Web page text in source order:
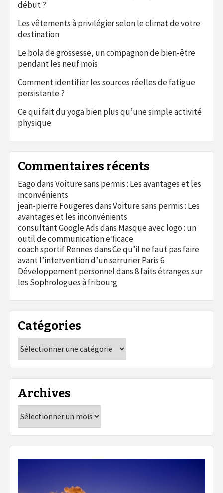
début ?
Les vêtements à privilégier selon le climat de votre
destination
Le bola de grossesse, un compagnon de bien-être
pendant les neuf mois
Comment identifier les sources réelles de fatigue
persistante ?
Ce qui fait du yoga bien plus qu’une simple activité
physique
Commentaires récents
EagodansVoiture sans permis : Les avantages et les
inconvénients
jean-pierre FougeresdansVoiture sans permis : Les
avantages et les inconvénients
consultant Google Adsdans Masque avec logo : un
outil de communication efficace
coach sportif RennesdansCe qu’il ne faut pas faire
avant l’intervention d’un serrurier Paris 6
Développement personneldans8 faits étranges sur
les Sophrologues à fribourg
Catégories
Archives